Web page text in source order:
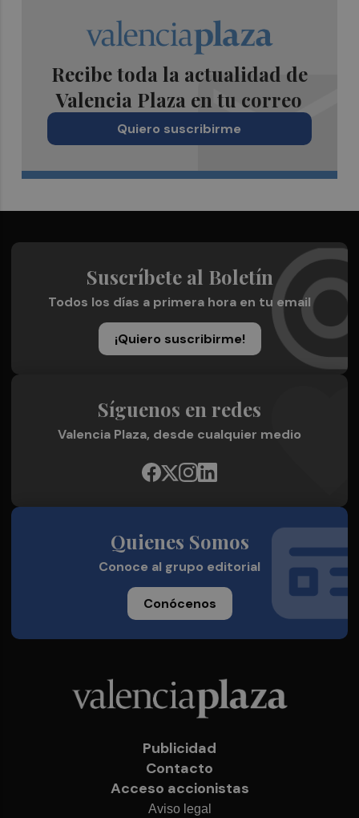
Recibe toda la actualidad de
Valencia Plaza en tu correo
Quiero suscribirme
Suscríbete al Boletín
Todos los días a primera hora en tu email
¡Quiero suscribirme!
Síguenos en redes
Valencia Plaza, desde cualquier medio
Quienes Somos
Conoce al grupo editorial
Conócenos
Publicidad
Contacto
Acceso accionistas
Aviso legal